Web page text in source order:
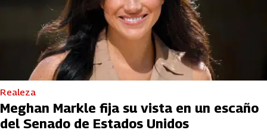
Realeza
Meghan Markle fija su vista en un escaño
del Senado de Estados Unidos